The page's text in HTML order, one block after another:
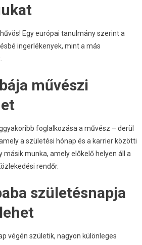
Egy európai tanulmány szerint a
ingerlékenyek, mint a más
művészi
foglalkozása a művész – derül
a születési hónap és a karrier közötti
másik munka, amely előkelő helyen áll a
rendőr.
születésnapja
végén születik, nagyon különleges